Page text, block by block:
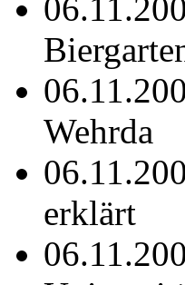
Wehrda
erklärt